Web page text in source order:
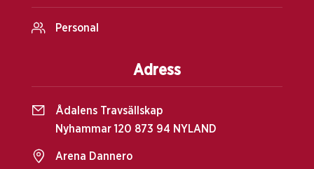
Personal
Adress
Ådalens Travsällskap
Nyhammar 120 873 94 NYLAND
Arena Dannero